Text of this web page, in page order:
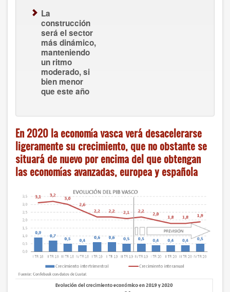
La
construcción
será el sector
más dinámico,
manteniendo
un ritmo
moderado, si
bien menor
que este año
En 2020 la economía vasca verá desacelerarse
ligeramente su crecimiento, que no obstante se
situará de nuevo por encima del que obtengan
las economías avanzadas, europea y española